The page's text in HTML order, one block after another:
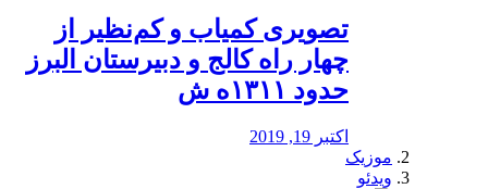
️تصویری کمیاب و کم‌نظیر از
چهار راه كالج و دبيرستان البرز
حدود ۱۳۱۱ه ش
اکتبر 19, 2019
موزیک
ویدئو